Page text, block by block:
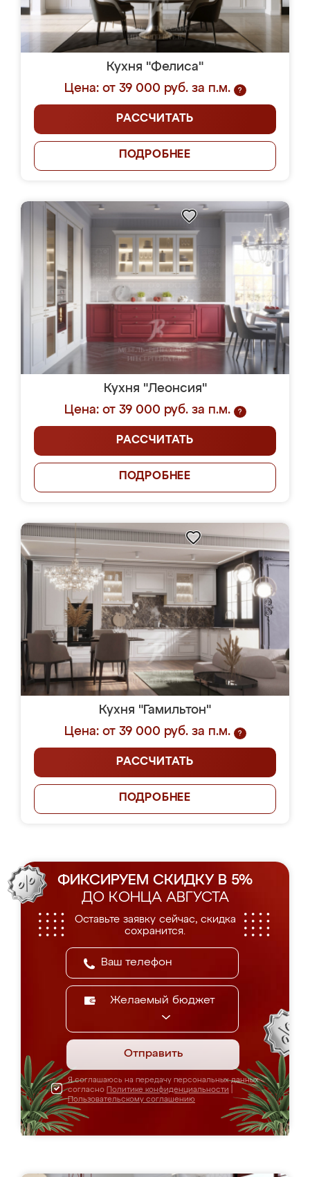
Кухня "Фелиса"
Цена: от 39 000 руб. за п.м.
?
РАССЧИТАТЬ
ПОДРОБНЕЕ
Кухня "Леонсия"
Цена: от 39 000 руб. за п.м.
?
РАССЧИТАТЬ
ПОДРОБНЕЕ
Кухня "Гамильтон"
Цена: от 39 000 руб. за п.м.
?
РАССЧИТАТЬ
ПОДРОБНЕЕ
ФИКСИРУЕМ СКИДКУ В 5%
ДО КОНЦА АВГУСТА
Оставьте заявку сейчас, скидка
сохранится.
Желаемый бюджет
Отправить
Я соглашаюсь на передачу персональных данных
согласно Политике конфиденциальности
Пользовательскому соглашению